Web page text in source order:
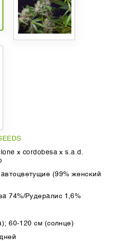
x cordobesa x s.a.d.
(99% женский
74%/Рудералис 1,6%
60-120 см (солнце)